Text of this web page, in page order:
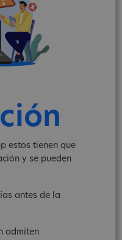
estos tienen que
y se pueden
antes de la
admiten